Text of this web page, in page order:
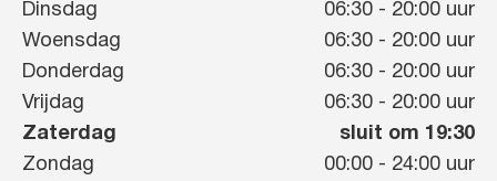
Dinsdag
06:30 - 20:00 uur
Woensdag
06:30 - 20:00 uur
Donderdag
06:30 - 20:00 uur
Vrijdag
06:30 - 20:00 uur
Zaterdag
sluit om 19:30
Zondag
00:00 - 24:00 uur